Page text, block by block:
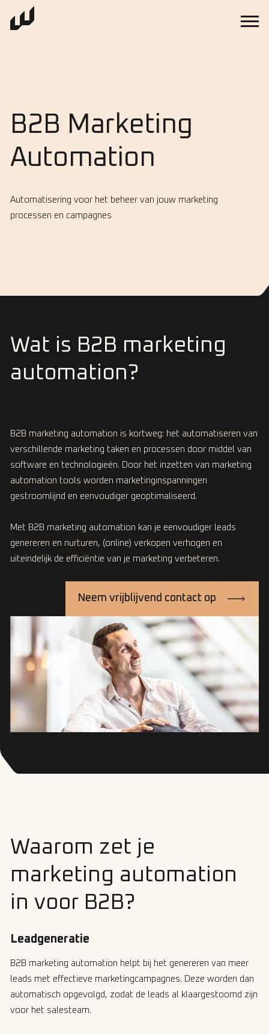
B2B Marketing
Automation
Automatisering voor het beheer van jouw marketing
processen en campagnes
Wat is B2B marketing
automation?
B2B marketing automation is kortweg: het automatiseren van
verschillende marketing taken en processen door middel van
software en technologieën. Door het inzetten van marketing
automation tools worden marketinginspanningen
gestroomlijnd en eenvoudiger geoptimaliseerd.
Met B2B marketing automation kan je eenvoudiger leads
genereren en nurturen, (online) verkopen verhogen en
uiteindelijk de efficiëntie van je marketing verbeteren.
Neem vrijblijvend contact op
Waarom zet je
marketing automation
in voor B2B?
Leadgeneratie
B2B marketing automation helpt bij het genereren van meer
leads met effectieve marketingcampagnes. Deze worden dan
automatisch opgevolgd, zodat de leads al klaargestoomd zijn
voor het salesteam.